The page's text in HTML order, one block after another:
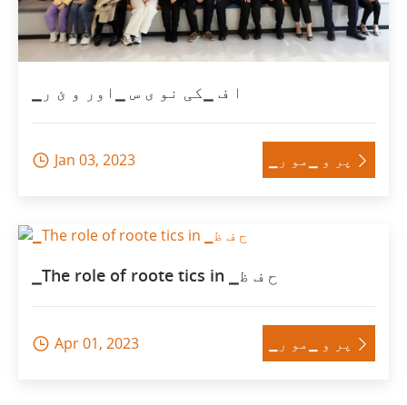
▁ا ف ▁کی نو ی س ▁اور و ئ ر
 Jan 03, 2023 ▁پر و ▁مو ر 
▁The role of roote tics in ▁ح ف ظ
 Apr 01, 2023 ▁پر و ▁مو ر 